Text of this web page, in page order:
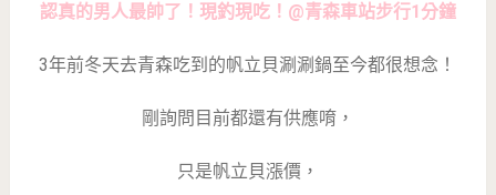
認真的男人最帥了！現釣現吃！@青森車站步行1分鐘
3年前冬天去青森吃到的帆立貝涮涮鍋至今都很想念！
剛詢問目前都還有供應唷，
只是帆立貝漲價，